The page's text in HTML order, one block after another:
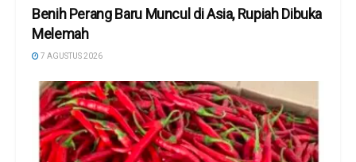
Benih Perang Baru Muncul di Asia, Rupiah Dibuka
Melemah
7 AGUSTUS 2026